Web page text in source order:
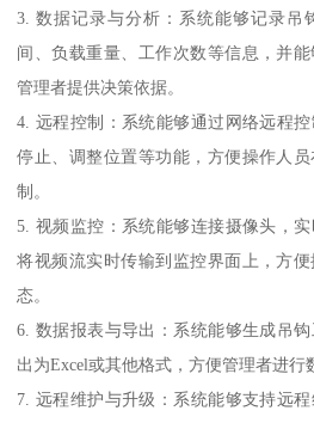
3. 数据记录与分析：系统能够记录吊
间、负载重量、工作次数等信息，并
管理者提供决策依据。
4. 远程控制：系统能够通过网络远程控
停止、调整位置等功能，方便操作人
制。
5. 视频监控：系统能够连接摄像头，
将视频流实时传输到监控界面上，方
态。
6. 数据报表与导出：系统能够生成吊
出为Excel或其他格式，方便管理者进行
7. 远程维护与升级：系统能够支持远